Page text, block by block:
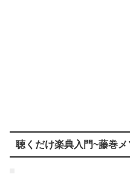
聴くだけ楽典入門~藤巻メ